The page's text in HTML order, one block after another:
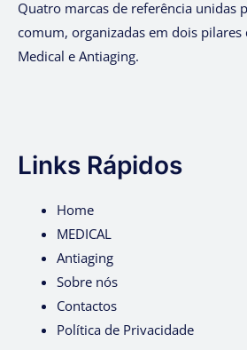
Quatro marcas de referência unidas
comum, organizadas em dois pilares
Medical e Antiaging.
Links Rápidos
Home
MEDICAL
Antiaging
Sobre nós
Contactos
Política de Privacidade